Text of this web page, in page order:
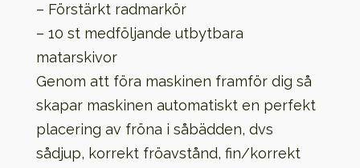
– Förstärkt radmarkör
– 10 st medföljande utbytbara
matarskivor
Genom att föra maskinen framför dig så
skapar maskinen automatiskt en perfekt
placering av fröna i såbädden, dvs
sådjup, korrekt fröavstånd, fin/korrekt